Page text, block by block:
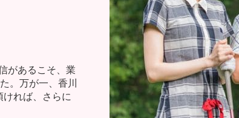
があるこそ、業
。万が一、香川
れば、さらに